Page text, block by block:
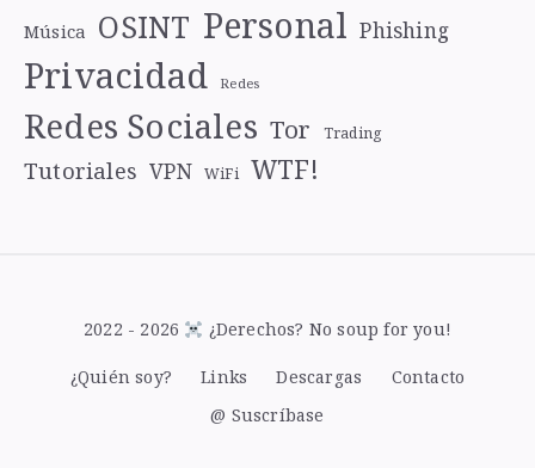
Música OSINT Personal Phishing
Privacidad Redes
Redes Sociales Tor Trading
Tutoriales VPN WiFi WTF!
2022 - 2026 ¿Derechos? No soup for you!
¿Quién soy? Links Descargas
Contacto
@ Suscríbase